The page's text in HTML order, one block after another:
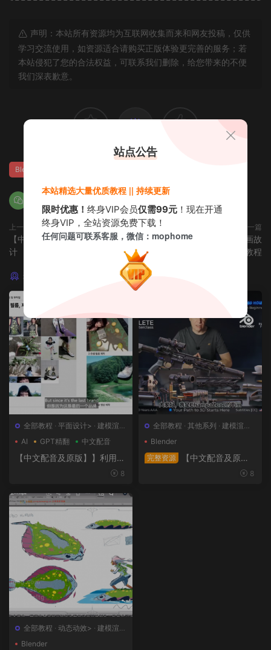
声明：本站所有资源均为互联网收集而来和网友投稿，仅供
学习交流使用，如资源适合请购买正版体验更完善的服务；若
本站侵犯了您的合法权益，可联系我们删除，给您带来的不便
我们深表歉意。
赏
Blender
上一篇
【中文字幕】ue5开放世界关卡设
计
下一篇
【中文配音及原版】卡通漫画故
事分镜教程
猜你喜欢
全部教程 · 平面设计> · 建模渲染
日韩系列
AI GPT精翻 中文配音
【中文配音及原版】】利用人
工智能和3D技术的混合BX流8
全部教程 · 其他系列 · 建模渲染>
Blender
完整资源
【中文配音及原
版】终极武器大师班2｜AR-18
全部教程 · 动态动效> · 建模渲染
Blender
站点公告
本站精选大量优质教程 || 持续更新
限时优惠！ 终身VIP会员仅需99元 ！现在开通
终身VIP，全站资源免费下载！
任何问题可联系客服，微信：mophome